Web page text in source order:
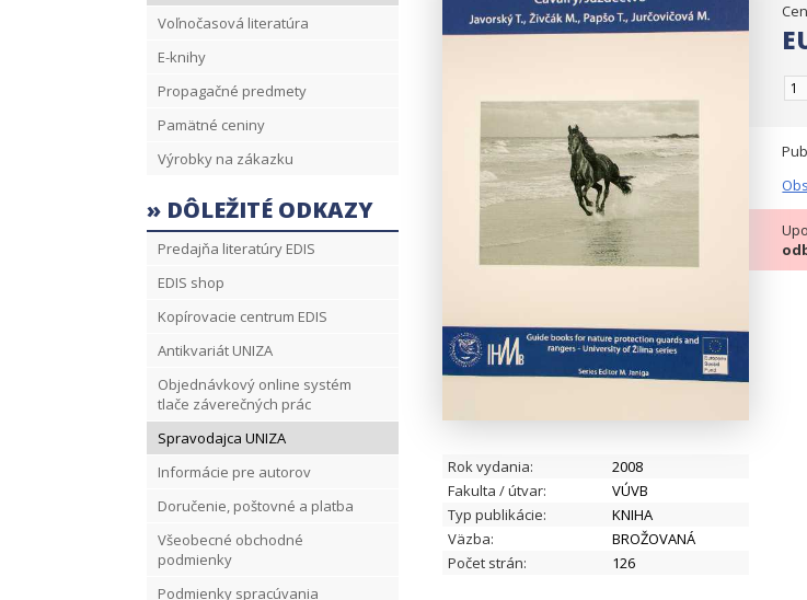
Voľnočasová literatúra
E-knihy
Propagačné predmety
Pamätné ceniny
Výrobky na zákazku
» DÔLEŽITÉ ODKAZY
Predajňa literatúry EDIS
EDIS shop
Kopírovacie centrum EDIS
Antikvariát UNIZA
Objednávkový online systém
tlače záverečných prác
Spravodajca UNIZA
Informácie pre autorov
Doručenie, poštovné a platba
Všeobecné obchodné
podmienky
Podmienky spracúvania
Rok vydania:
2008
Fakulta / útvar:
VÚVB
Typ publikácie:
KNIHA
Väzba:
BROŽOVANÁ
Počet strán:
126